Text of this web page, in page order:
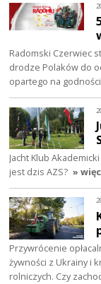
Radomski Czerwiec
drodze Polaków do
opartego na
Jacht Klub
jest dzis AZS? »
Przywrócenie
żywności z Ukrainy i
rolniczych. Czy